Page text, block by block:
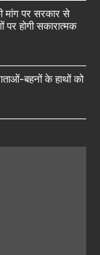
पर सरकार से
पर होगी सकारात्मक
बहनों के हाथों को